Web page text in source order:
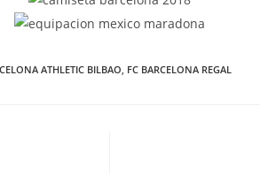
ATHLETIC BILBAO FC BARCELONA REGAL